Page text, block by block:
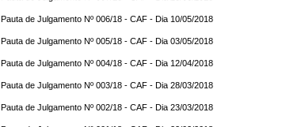
Pauta de Julgamento Nº 006/18 - CAF - Dia 10/05/2018
Pauta de Julgamento Nº 005/18 - CAF - Dia 03/05/2018
Pauta de Julgamento Nº 004/18 - CAF - Dia 12/04/2018
Pauta de Julgamento Nº 003/18 - CAF - Dia 28/03/2018
Pauta de Julgamento Nº 002/18 - CAF - Dia 23/03/2018